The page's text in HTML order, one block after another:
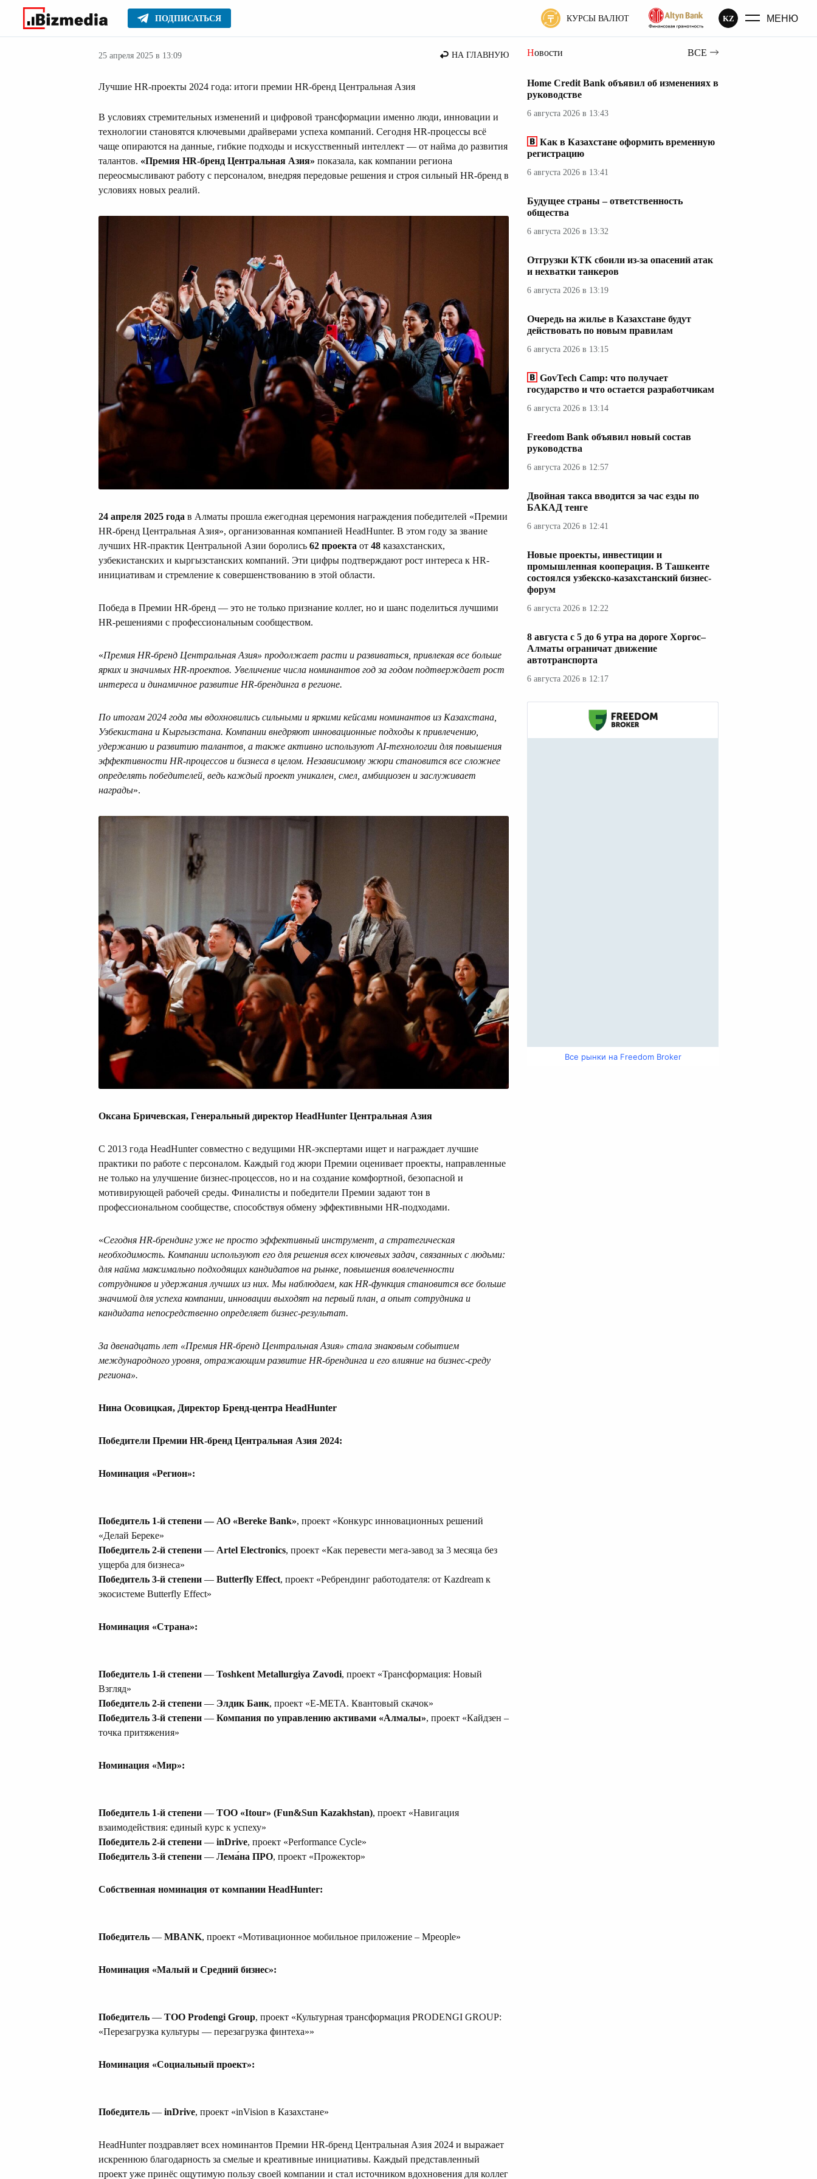
ПОДПИСАТЬСЯ КУРСЫ ВАЛЮТ KZ МЕНЮ
Главное Новости Новости Казахстана
25 апреля 2025 в 13:09 НА ГЛАВНУЮ
Лучшие HR-проекты 2024 года: итоги премии HR-бренд Центральная Азия
В условиях стремительных изменений и цифровой трансформации именно люди, инновации и
технологии становятся ключевыми драйверами успеха компаний. Сегодня HR-процессы всё
чаще опираются на данные, гибкие подходы и искусственный интеллект — от найма до развития
талантов. «Премия HR-бренд Центральная Азия» показала, как компании региона
переосмысливают работу с персоналом, внедряя передовые решения и строя сильный HR-бренд в
условиях новых реалий.
24 апреля 2025 года в Алматы прошла ежегодная церемония награждения победителей «Премии
HR-бренд Центральная Азия», организованная компанией HeadHunter. В этом году за звание
лучших HR-практик Центральной Азии боролись 62 проекта от 48 казахстанских,
узбекистанских и кыргызстанских компаний. Эти цифры подтверждают рост интереса к HR-
инициативам и стремление к совершенствованию в этой области.
Победа в Премии HR-бренд — это не только признание коллег, но и шанс поделиться лучшими
HR-решениями с профессиональным сообществом.
«Премия HR-бренд Центральная Азия» продолжает расти и развиваться, привлекая все больше
ярких и значимых HR-проектов. Увеличение числа номинантов год за годом подтверждает рост
интереса и динамичное развитие HR-брендинга в регионе.
По итогам 2024 года мы вдохновились сильными и яркими кейсами номинантов из Казахстана,
Узбекистана и Кыргызстана. Компании внедряют инновационные подходы к привлечению,
удержанию и развитию талантов, а также активно используют AI-технологии для повышения
эффективности HR-процессов и бизнеса в целом. Независимому жюри становится все сложнее
определять победителей, ведь каждый проект уникален, смел, амбициозен и заслуживает
награды».
Оксана Бричевская, Генеральный директор HeadHunter Центральная Азия
С 2013 года HeadHunter совместно с ведущими HR-экспертами ищет и награждает лучшие
практики по работе с персоналом. Каждый год жюри Премии оценивает проекты, направленные
не только на улучшение бизнес-процессов, но и на создание комфортной, безопасной и
мотивирующей рабочей среды. Финалисты и победители Премии задают тон в
профессиональном сообществе, способствуя обмену эффективными HR-подходами.
«Сегодня HR-брендинг уже не просто эффективный инструмент, а стратегическая
необходимость. Компании используют его для решения всех ключевых задач, связанных с людьми:
для найма максимально подходящих кандидатов на рынке, повышения вовлеченности
сотрудников и удержания лучших из них. Мы наблюдаем, как HR-функция становится все больше
значимой для успеха компании, инновации выходят на первый план, а опыт сотрудника и
кандидата непосредственно определяет бизнес-результат.
За двенадцать лет «Премия HR-бренд Центральная Азия» стала знаковым событием
международного уровня, отражающим развитие HR-брендинга и его влияние на бизнес-среду
региона».
Нина Осовицкая, Директор Бренд-центра HeadHunter
Победители Премии HR-бренд Центральная Азия 2024:
Номинация «Регион»:
Победитель 1-й степени — АО «Bereke Bank», проект «Конкурс инновационных решений
«Делай Береке»
Победитель 2-й степени — Artel Electronics, проект «Как перевести мега-завод за 3 месяца без
ущерба для бизнеса»
Победитель 3-й степени — Butterfly Effect, проект «Ребрендинг работодателя: от Kazdream к
экосистеме Butterfly Effect»
Номинация «Страна»:
Победитель 1-й степени — Toshkent Metallurgiya Zavodi, проект «Трансформация: Новый
Взгляд»
Победитель 2-й степени — Элдик Банк, проект «E-META. Квантовый скачок»
Победитель 3-й степени — Компания по управлению активами «Алмалы», проект «Кайдзен –
точка притяжения»
Номинация «Мир»:
Победитель 1-й степени — ТОО «Itour» (Fun&Sun Kazakhstan), проект «Навигация
взаимодействия: единый курс к успеху»
Победитель 2-й степени — inDrive, проект «Performance Cycle»
Победитель 3-й степени — Лема́на ПРО, проект «Прожектор»
Собственная номинация от компании HeadHunter:
Победитель — MBANK, проект «Мотивационное мобильное приложение – Mpeople»
Номинация «Малый и Средний бизнес»:
Победитель — ТОО Prodengi Group, проект «Культурная трансформация PRODENGI GROUP:
«Перезагрузка культуры — перезагрузка финтеха»»
Номинация «Социальный проект»:
Победитель — inDrive, проект «inVision в Казахстане»
HeadHunter поздравляет всех номинантов Премии HR-бренд Центральная Азия 2024 и выражает
искреннюю благодарность за смелые и креативные инициативы. Каждый представленный
проект уже принёс ощутимую пользу своей компании и стал источником вдохновения для коллег
Новости ВСЕ
Home Credit Bank объявил об изменениях в
руководстве
6 августа 2026 в 13:43
Как в Казахстане оформить временную
регистрацию
6 августа 2026 в 13:41
Будущее страны – ответственность
общества
6 августа 2026 в 13:32
Отгрузки КТК сбоили из-за опасений атак
и нехватки танкеров
6 августа 2026 в 13:19
Очередь на жилье в Казахстане будут
действовать по новым правилам
6 августа 2026 в 13:15
GovTech Camp: что получает
государство и что остается разработчикам
6 августа 2026 в 13:14
Freedom Bank объявил новый состав
руководства
6 августа 2026 в 12:57
Двойная такса вводится за час езды по
БАКАД тенге
6 августа 2026 в 12:41
Новые проекты, инвестиции и
промышленная кооперация. В Ташкенте
состоялся узбекско-казахстанский бизнес-
форум
6 августа 2026 в 12:22
8 августа с 5 до 6 утра на дороге Хоргос–
Алматы ограничат движение
автотранспорта
6 августа 2026 в 12:17
Все рынки на Freedom Broker